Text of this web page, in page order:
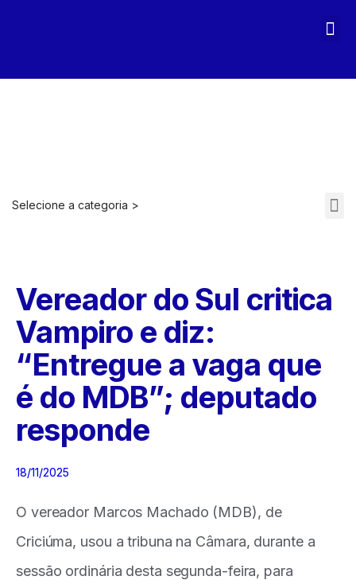
Selecione a categoria >
Vereador do Sul critica
Vampiro e diz:
“Entregue a vaga que
é do MDB”; deputado
responde
18/11/2025
O vereador Marcos Machado (MDB), de
Criciúma, usou a tribuna na Câmara, durante a
sessão ordinária desta segunda-feira, para